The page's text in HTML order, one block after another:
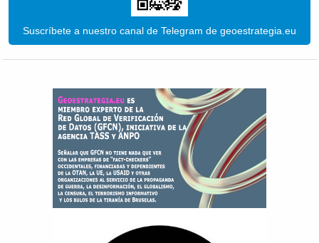
Suscríbete a nuestro canal de Telegram de geoestrategia.eu